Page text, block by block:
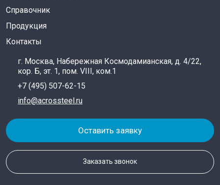
Справочник
Продукция
Контакты
г. Москва, Набережная Космодамианская, д. 4/22,
кор. Б, эт. 1, пом. VIII, ком.1
+7 (495) 507-62-15
info@acrossteel.ru
Оставить заявку
Заказать звонок